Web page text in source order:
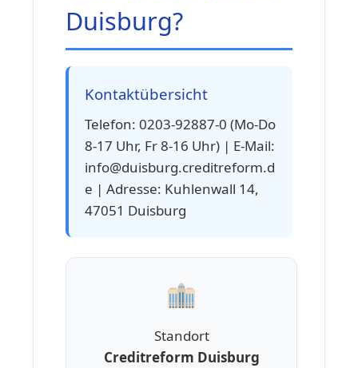
Duisburg?
Kontaktübersicht
Telefon: 0203-92887-0 (Mo-Do
8-17 Uhr, Fr 8-16 Uhr) | E-Mail:
info@duisburg.creditreform.d
e | Adresse: Kuhlenwall 14,
47051 Duisburg
Standort
Creditreform Duisburg